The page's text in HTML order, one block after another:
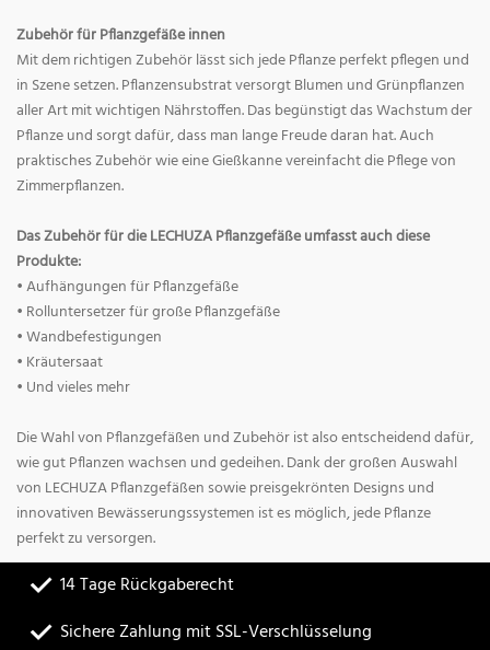
Zubehör für Pflanzgefäße innen
Mit dem richtigen Zubehör lässt sich jede Pflanze perfekt pflegen und
in Szene setzen. Pflanzensubstrat versorgt Blumen und Grünpflanzen
aller Art mit wichtigen Nährstoffen. Das begünstigt das Wachstum der
Pflanze und sorgt dafür, dass man lange Freude daran hat. Auch
praktisches Zubehör wie eine Gießkanne vereinfacht die Pflege von
Zimmerpflanzen.
Das Zubehör für die LECHUZA Pflanzgefäße umfasst auch diese
Produkte:
• Aufhängungen für Pflanzgefäße
• Rolluntersetzer für große Pflanzgefäße
• Wandbefestigungen
• Kräutersaat
• Und vieles mehr
Die Wahl von Pflanzgefäßen und Zubehör ist also entscheidend dafür,
wie gut Pflanzen wachsen und gedeihen. Dank der großen Auswahl
von LECHUZA Pflanzgefäßen sowie preisgekrönten Designs und
innovativen Bewässerungssystemen ist es möglich, jede Pflanze
perfekt zu versorgen.
14 Tage Rückgaberecht
Sichere Zahlung mit SSL-Verschlüsselung